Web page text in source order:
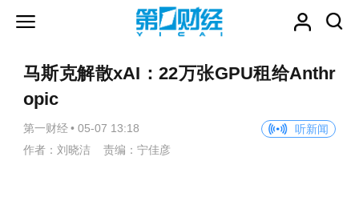
马斯克解散xAI：22万张GPU租给Anthr
opic
第一财经 • 05-07 13:18
听新闻
作者：刘晓洁 责编：宁佳彦